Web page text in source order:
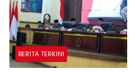
BERITA TERKINI